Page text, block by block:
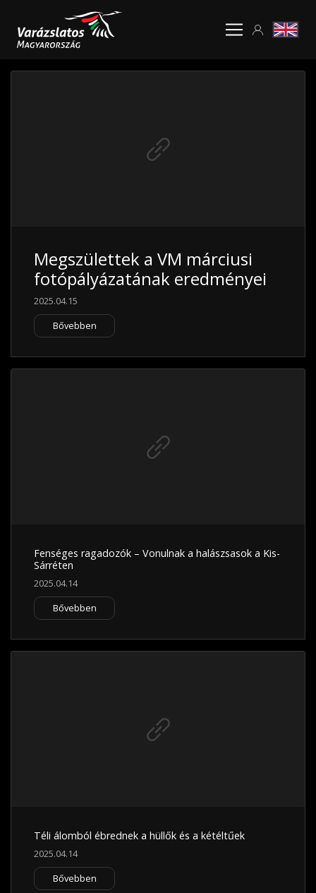
Megszülettek a VM márciusi
fotópályázatának eredményei
2025.04.15
Bővebben
Fenséges ragadozók – Vonulnak a halászsasok a Kis-
Sárréten
2025.04.14
Bővebben
Téli álomból ébrednek a hüllők és a kétéltűek
2025.04.14
Bővebben